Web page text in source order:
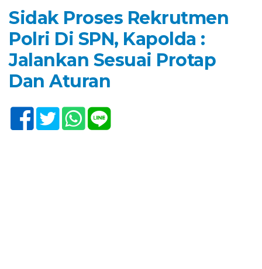
Sidak Proses Rekrutmen
Polri Di SPN, Kapolda :
Jalankan Sesuai Protap
Dan Aturan